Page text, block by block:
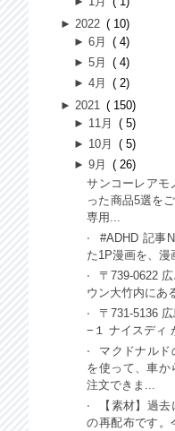
► 2022
10
►6月
4
►5月
4
►4月
2
► 2021
150
► 11月
5
► 10月
5
►9月
26
サンコーレアモ
った商品5選を
専用...
#ADHD 記事
た1P漫画を、漫
〒739-0622
ウン大竹内にあ
〒731-5136
−１ ナイスディ
マクドナルド
を使って、車か
注文できま...
【素材】過
の再配布です。